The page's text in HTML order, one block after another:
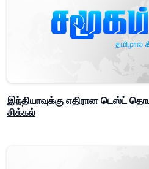
இந்தியாவுக்கு எதிரான டெஸ்ட்
சிக்கல்